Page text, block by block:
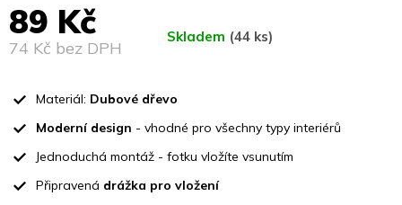
89 Kč
74 Kč bez DPH
cena:
Skladem (44 ks)
Materiál: Dubové dřevo
Moderní design - vhodné pro všechny typy interiérů
Jednoduchá montáž - fotku vložíte vsunutím
Připravená drážka pro vložení